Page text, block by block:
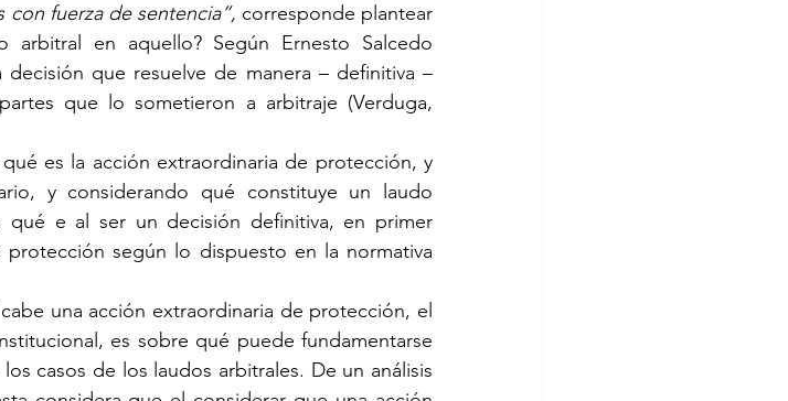
con fuerza de sentencia”, corresponde plantear
arbitral en aquello? Según Ernesto Salcedo
que resuelve de manera – definitiva –
que lo sometieron a arbitraje (Verduga,
es la acción extraordinaria de protección, y
y considerando qué constituye un laudo
qué e al ser un decisión definitiva, en primer
protección según lo dispuesto en la normativa
una acción extraordinaria de protección, el
es sobre qué puede fundamentarse
casos de los laudos arbitrales. De un análisis